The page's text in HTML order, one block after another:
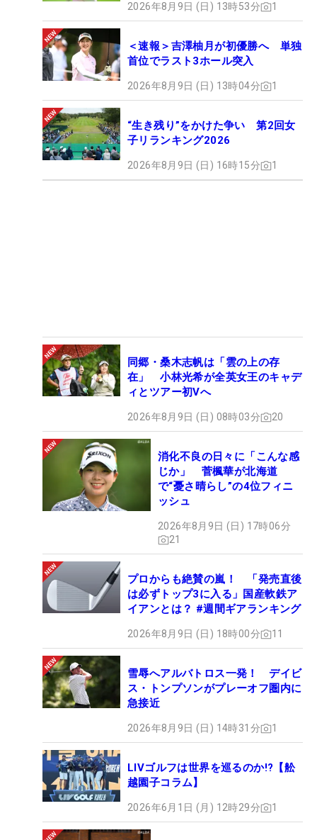
2026年8月9日 (日) 13時53分 1
＜速報＞吉澤柚月が初優勝へ 単独
首位でラスト3ホール突入
2026年8月9日 (日) 13時04分 1
“生き残り”をかけた争い 第2回女
子リランキング2026
2026年8月9日 (日) 16時15分 1
同郷・桑木志帆は「雲の上の存
在」 小林光希が全英女王のキャデ
ィとツアー初Vへ
2026年8月9日 (日) 08時03分 20
消化不良の日々に「こんな感
じか」 菅楓華が北海道
で“憂さ晴らし”の4位フィニ
ッシュ
2026年8月9日 (日) 17時06分
21
プロからも絶賛の嵐！ 「発売直後
は必ずトップ3に入る」国産軟鉄ア
イアンとは？ #週間ギアランキング
2026年8月9日 (日) 18時00分 11
雪辱へアルバトロス一発！ デイビ
ス・トンプソンがプレーオフ圏内に
急接近
2026年8月9日 (日) 14時31分 1
LIVゴルフは世界を巡るのか!?【舩
越園子コラム】
2026年6月1日 (月) 12時29分 1